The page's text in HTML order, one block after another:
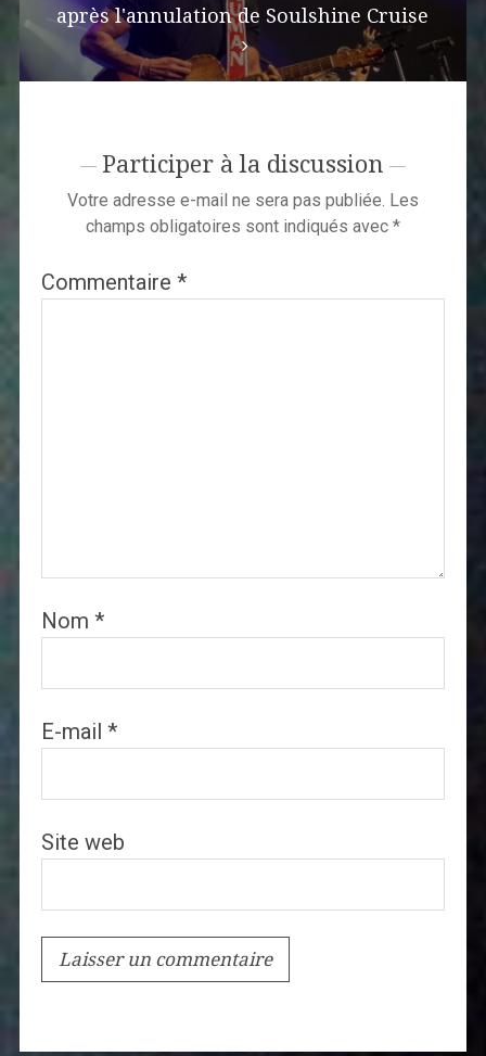
après l'annulation de Soulshine Cruise
Participer à la discussion
Votre adresse e-mail ne sera pas publiée. Les
champs obligatoires sont indiqués avec *
Commentaire *
Nom *
E-mail *
Site web